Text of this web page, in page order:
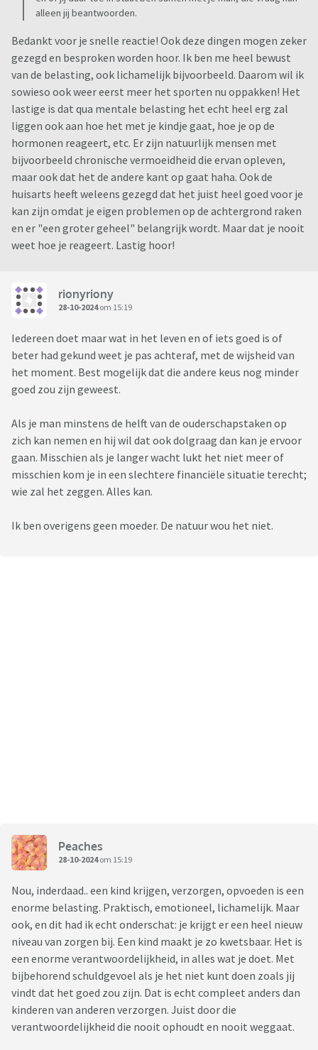
alleen jij beantwoorden.
Bedankt voor je snelle reactie! Ook deze dingen mogen zeker
gezegd en besproken worden hoor. Ik ben me heel bewust
van de belasting, ook lichamelijk bijvoorbeeld. Daarom wil ik
sowieso ook weer eerst meer het sporten nu oppakken! Het
lastige is dat qua mentale belasting het echt heel erg zal
liggen ook aan hoe het met je kindje gaat, hoe je op de
hormonen reageert, etc. Er zijn natuurlijk mensen met
bijvoorbeeld chronische vermoeidheid die ervan opleven,
maar ook dat het de andere kant op gaat haha. Ook de
huisarts heeft weleens gezegd dat het juist heel goed voor je
kan zijn omdat je eigen problemen op de achtergrond raken
en er "een groter geheel" belangrijk wordt. Maar dat je nooit
weet hoe je reageert. Lastig hoor!
rionyriony
28-10-2024om 15:19
Iedereen doet maar wat in het leven en of iets goed is of
beter had gekund weet je pas achteraf, met de wijsheid van
het moment. Best mogelijk dat die andere keus nog minder
goed zou zijn geweest.
Als je man minstens de helft van de ouderschapstaken op
zich kan nemen en hij wil dat ook dolgraag dan kan je ervoor
gaan. Misschien als je langer wacht lukt het niet meer of
misschien kom je in een slechtere financiële situatie terecht;
wie zal het zeggen. Alles kan.
Ik ben overigens geen moeder. De natuur wou het niet.
Peaches
28-10-2024om 15:19
Nou, inderdaad.. een kind krijgen, verzorgen, opvoeden is een
enorme belasting. Praktisch, emotioneel, lichamelijk. Maar
ook, en dit had ik echt onderschat: je krijgt er een heel nieuw
niveau van zorgen bij. Een kind maakt je zo kwetsbaar. Het is
een enorme verantwoordelijkheid, in alles wat je doet. Met
bijbehorend schuldgevoel als je het niet kunt doen zoals jij
vindt dat het goed zou zijn. Dat is echt compleet anders dan
kinderen van anderen verzorgen. Juist door die
verantwoordelijkheid die nooit ophoudt en nooit weggaat.